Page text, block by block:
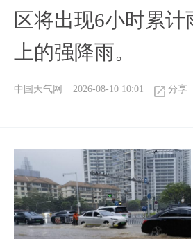
区将出现6小时累
上的强降雨。
中国天气网 2026-08-10 10:01 分享